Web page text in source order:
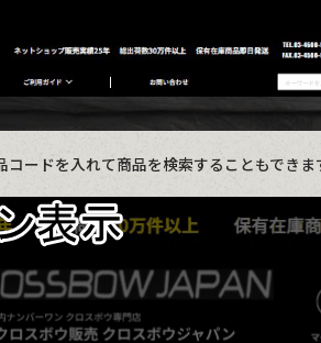
ードを入れて商品を検索することもできま